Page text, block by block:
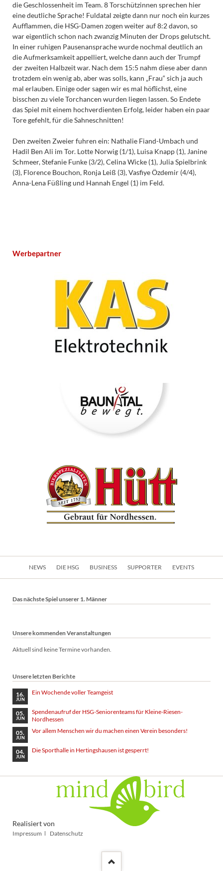
die Geschlossenheit im Team. 8 Torschützinnen sprechen hier
eine deutliche Sprache! Fuldatal zeigte dann nur noch ein kurzes
Aufflammen, die HSG-Damen zogen weiter auf 8:2 davon, so
war eigentlich schon nach zwanzig Minuten der Drops gelutscht.
In einer ruhigen Pausenansprache wurde nochmal deutlich an
die Aufmerksamkeit appelliert, welche dann auch der Trumpf
der zweiten Halbzeit war. Nach dem 15:5 nahm diese aber dann
trotzdem ein wenig ab, aber was solls, kann „Frau“ sich ja auch
mal erlauben. Einige oder sagen wir es mal höflichst, eine
bisschen zu viele Torchancen wurden liegen lassen. So Endete
das Spiel mit einem hochverdienten Erfolg, leider haben ein paar
Tore gefehlt, für die Sahneschnitten!
Den zweiten Zweier fuhren ein: Nathalie Fiand-Umbach und
Hadil Ben Ali im Tor. Lotte Norwig (1/1), Luisa Knapp (1), Janine
Schmeer, Stefanie Funke (3/2), Celina Wicke (1), Julia Spielbrink
(3), Florence Bouchon, Ronja Leiß (3), Vasfiye Özdemir (4/4),
Anna-Lena Füßling und Hannah Engel (1) im Feld.
Werbepartner
Navigation
NEWS DIE HSG BUSINESS SUPPORTER EVENTS
Das nächste Spiel unserer 1. Männer
Unsere kommenden Veranstaltungen
Aktuell sind keine Termine vorhanden.
Unsere letzten Berichte
16.
JUN
Ein Wochende voller Teamgeist
05.
JUN
Spendenaufruf der HSG-Seniorenteams für Kleine-Riesen-
Nordhessen
05.
JUN
Vor allem Menschen wir du machen einen Verein besonders!
04.
JUN
Die Sporthalle in Hertingshausen ist gesperrt!
Realisiert von
Navigation
Impressum Datenschutz